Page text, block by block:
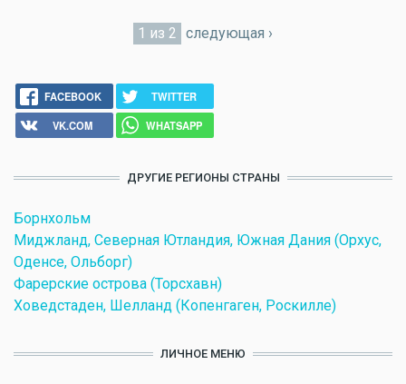
1 из 2 следующая ›
FACEBOOK
TWITTER
VK.COM
WHATSAPP
ДРУГИЕ РЕГИОНЫ СТРАНЫ
Борнхольм
Миджланд, Северная Ютландия, Южная Дания (Орхус,
Оденсе, Ольборг)
Фарерские острова (Торсхавн)
Ховедстаден, Шелланд (Копенгаген, Роскилле)
ЛИЧНОЕ МЕНЮ